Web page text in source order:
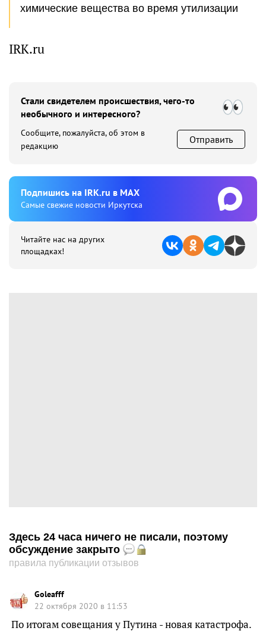
химические вещества во время утилизации
IRK.ru
Стали свидетелем происшествия, чего-то
необычного и интересного?
Сообщите, пожалуйста, об этом в
редакцию
Отправить
Подпишиcь на IRK.ru в MAX
Cамые свежие новости Иркутска
Читайте нас на других
площадках!
Здесь 24 часа ничего не писали, поэтому
обсуждение закрыто
правила публикации отзывов
Goleafff
22 октября 2020 в 11:53
По итогам совещания у Путина - новая катастрофа.